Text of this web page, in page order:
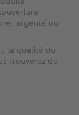
argenté ou
la qualité du
trouverez de